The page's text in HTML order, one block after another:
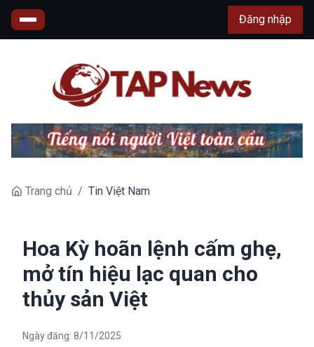
Đăng nhập
Trang chủ / Tin Việt Nam
Hoa Kỳ hoãn lệnh cấm ghẹ,
mở tín hiệu lạc quan cho
thủy sản Việt
Ngày đăng: 8/11/2025